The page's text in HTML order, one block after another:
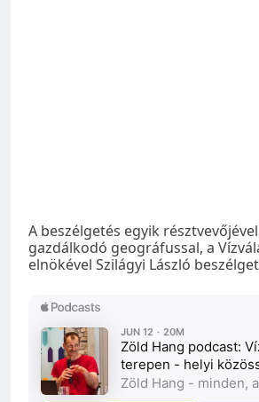
A beszélgetés egyik
gazdálkodó geográfussal, a
elnökével Szilágyi László